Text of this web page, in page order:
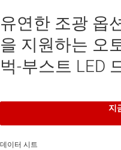
유연한 조광 옵
을 지원하는 오
벅-부스트 LED
지
데이터 시트